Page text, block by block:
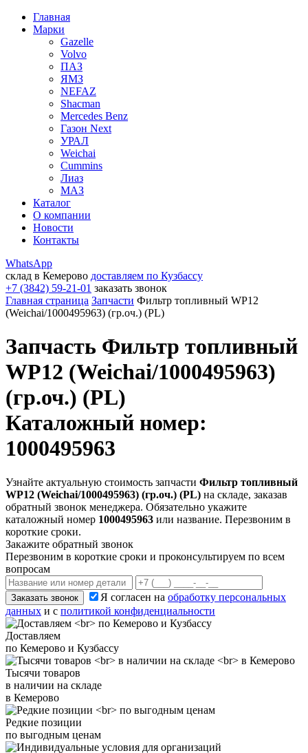
Главная
Марки
Gazelle
Volvo
ПАЗ
ЯМЗ
NEFAZ
Shacman
Mercedes Benz
Газон Next
УРАЛ
Weichai
Cummins
Лиаз
МАЗ
Каталог
О компании
Новости
Контакты
WhatsApp
склад в Кемерово доставляем по Кузбассу
+7 (3842) 59-21-01 заказать звонок
Главная страница Запчасти Фильтр топливный WP12
(Weichai/1000495963) (гр.оч.) (PL)
Запчасть Фильтр топливный
WP12 (Weichai/1000495963)
(гр.оч.) (PL)
Каталожный номер:
1000495963
Узнайте актуальную стоимость запчасти Фильтр топливный
WP12 (Weichai/1000495963) (гр.оч.) (PL) на складе, заказав
обратный звонок менеджера. Обязательно укажите
каталожный номер 1000495963 или название. Перезвоним в
короткие сроки.
Закажите обратный звонок
Перезвоним в короткие сроки и проконсультируем по всем
вопросам
Заказать звонок Я согласен на обработку персональных
данных и с политикой конфиденциальности
Доставляем
по Кемерово и Кузбассу
Тысячи товаров
в наличии на складе
в Кемерово
Редкие позиции
по выгодным ценам